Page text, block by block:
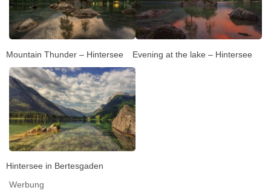
Mountain Thunder – Hintersee Evening at the lake – Hintersee
Hintersee in Bertesgaden
Werbung